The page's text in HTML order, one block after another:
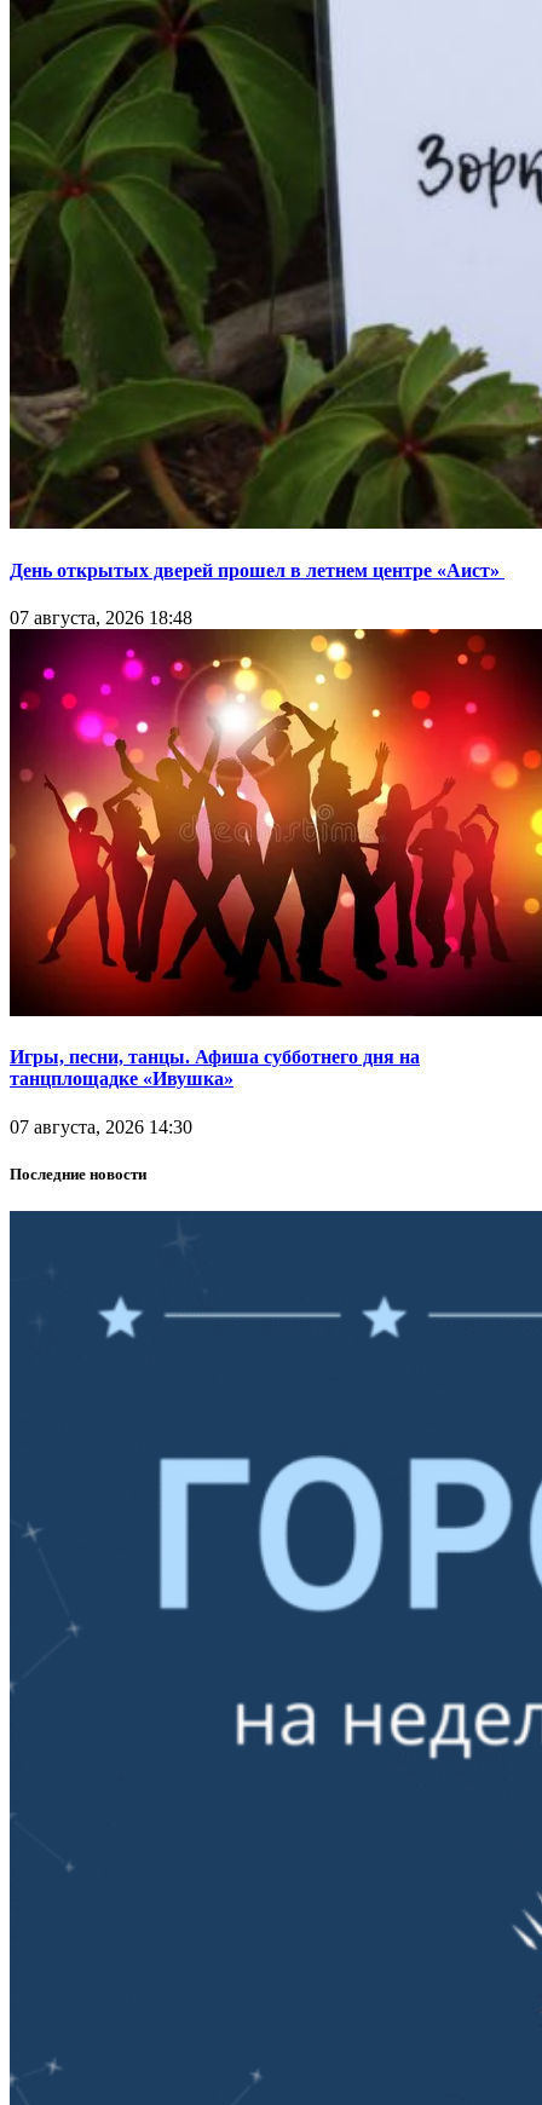
День открытых дверей прошел в летнем центре «Аист»
07 августа, 2026 18:48
Игры, песни, танцы. Афиша субботнего дня на
танцплощадке «Ивушка»
07 августа, 2026 14:30
Последние новости